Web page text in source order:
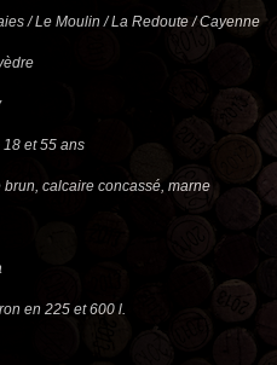
/ Le Moulin / La Redoute / Cayenne
18 et 55 ans
brun, calcaire concassé, marne
en 225 et 600 l.